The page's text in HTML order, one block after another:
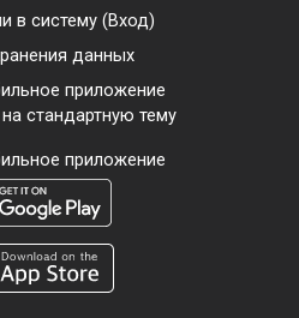
в систему (Вход)
данных
приложение
стандартную тему
приложение